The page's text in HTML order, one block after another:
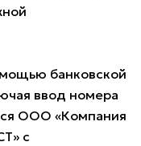
банковской
ввод номера
ООО «Компания
с